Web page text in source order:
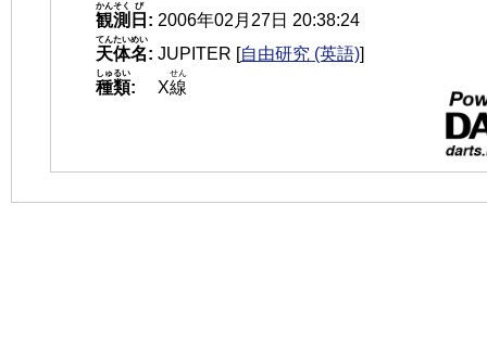
観測
かんそく
日
び
: 2006年02月27日 20:38:24
天体名
てんたいめい
: JUPITER [自由研究 (英語)]
種類
しゅるい
: X線
せん